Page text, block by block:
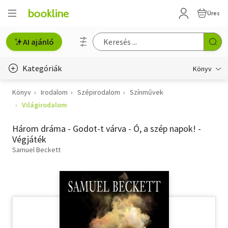
Üres
AI ajánló
Kategóriák Könyv
Életmód, egészség
Gyermek- és ifjúsági
Könyv Irodalom Szépirodalom
Színművek
Világirodalom
Három dráma - Godot-t várva - Ó, a szép napok! -
Végjáték
Samuel Beckett